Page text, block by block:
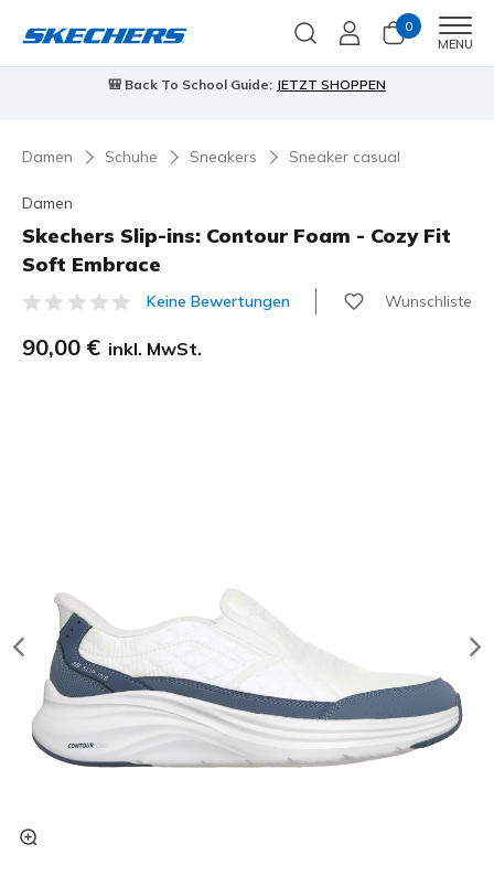
0
MENU
🎒 Back To School Guide: JETZT SHOPPEN
Damen Schuhe Sneakers Sneaker casual
Damen
Skechers Slip-ins: Contour Foam - Cozy Fit
Soft Embrace
3,6 von 5 Kundenbewertungen
Keine Bewertungen Wunschliste
90,00 € inkl. MwSt.